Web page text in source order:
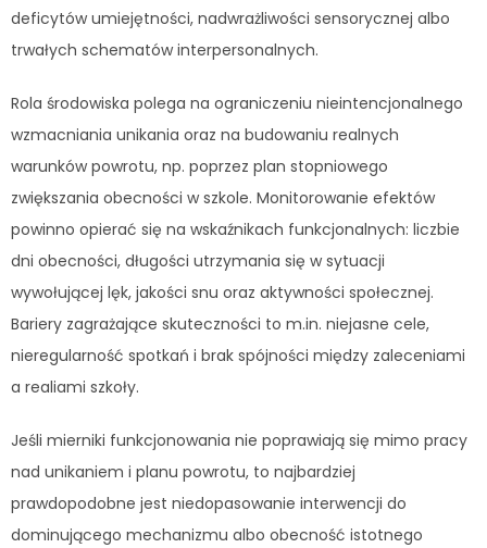
deficytów umiejętności, nadwrażliwości sensorycznej albo
trwałych schematów interpersonalnych.
Rola środowiska polega na ograniczeniu nieintencjonalnego
wzmacniania unikania oraz na budowaniu realnych
warunków powrotu, np. poprzez plan stopniowego
zwiększania obecności w szkole. Monitorowanie efektów
powinno opierać się na wskaźnikach funkcjonalnych: liczbie
dni obecności, długości utrzymania się w sytuacji
wywołującej lęk, jakości snu oraz aktywności społecznej.
Bariery zagrażające skuteczności to m.in. niejasne cele,
nieregularność spotkań i brak spójności między zaleceniami
a realiami szkoły.
Jeśli mierniki funkcjonowania nie poprawiają się mimo pracy
nad unikaniem i planu powrotu, to najbardziej
prawdopodobne jest niedopasowanie interwencji do
dominującego mechanizmu albo obecność istotnego